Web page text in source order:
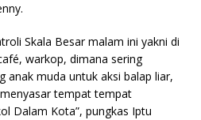
Skala Besar malam ini yakni di
warkop, dimana sering
anak muda untuk aksi balap liar,
tempat tempat
Dalam Kota”, pungkas Iptu